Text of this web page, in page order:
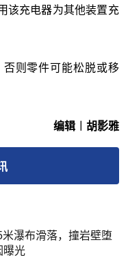
该充电器为其他装置充
则零件可能松脱或移
编辑︱胡影雅
瀑布滑落，撞岩壁堕
曝光